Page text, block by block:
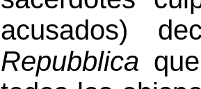
acusados)
Repubblica